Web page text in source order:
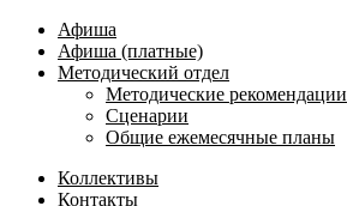
Афиша
Афиша (платные)
Методический отдел
Методические рекомендации
Сценарии
Общие ежемесячные планы
Коллективы
Контакты